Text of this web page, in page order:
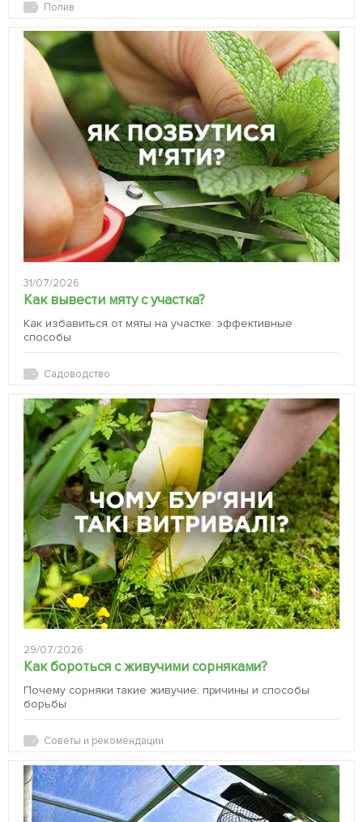
Полив
31/07/2026
Как вывести мяту с участка?
Как избавиться от мяты на участке: эффективные
способы
Садоводство
29/07/2026
Как бороться с живучими сорняками?
Почему сорняки такие живучие: причины и способы
борьбы
Советы и рекомендации